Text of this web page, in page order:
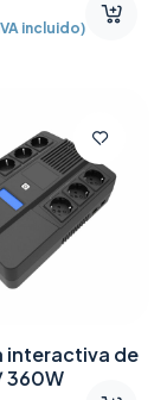
incluido)
interactiva de
360W